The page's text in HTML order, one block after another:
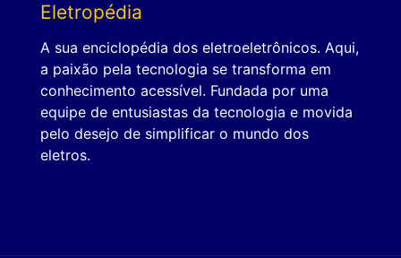
Eletropédia
A sua enciclopédia dos eletroeletrônicos. Aqui,
a paixão pela tecnologia se transforma em
conhecimento acessível. Fundada por uma
equipe de entusiastas da tecnologia e movida
pelo desejo de simplificar o mundo dos
eletros.